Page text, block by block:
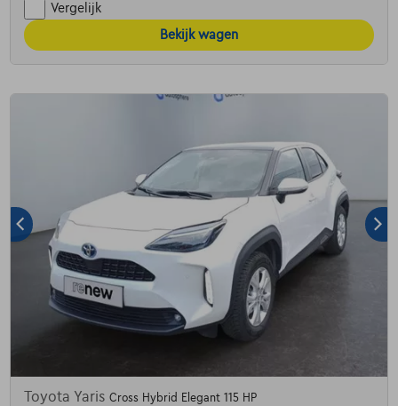
Vergelijk
Bekijk wagen
Toyota Yaris Cross Hybrid Elegant 115 HP